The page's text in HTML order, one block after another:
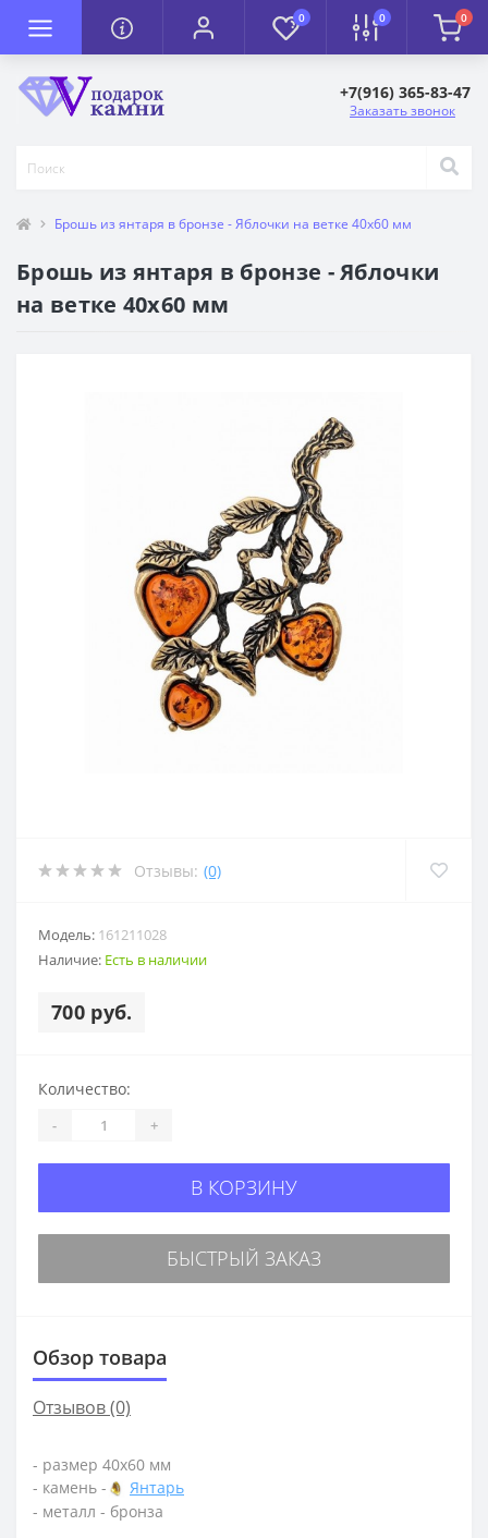
0 0 0
+7(916) 365-83-47
Заказать звонок
Брошь из янтаря в бронзе - Яблочки на ветке 40х60 мм
Брошь из янтаря в бронзе - Яблочки
на ветке 40х60 мм
Отзывы: (0)
Модель: 161211028
Наличие: Есть в наличии
700 руб.
Количество:
- +
В КОРЗИНУ
БЫСТРЫЙ ЗАКАЗ
Обзор товара
Отзывов (0)
- размер 40х60 мм
- камень -
Янтарь
- металл - бронза